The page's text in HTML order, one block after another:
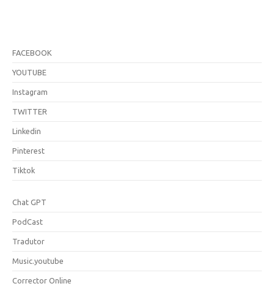
FACEBOOK
YOUTUBE
Instagram
TWITTER
Linkedin
Pinterest
Tiktok
Chat GPT
PodCast
Tradutor
Music.youtube
Corrector Online